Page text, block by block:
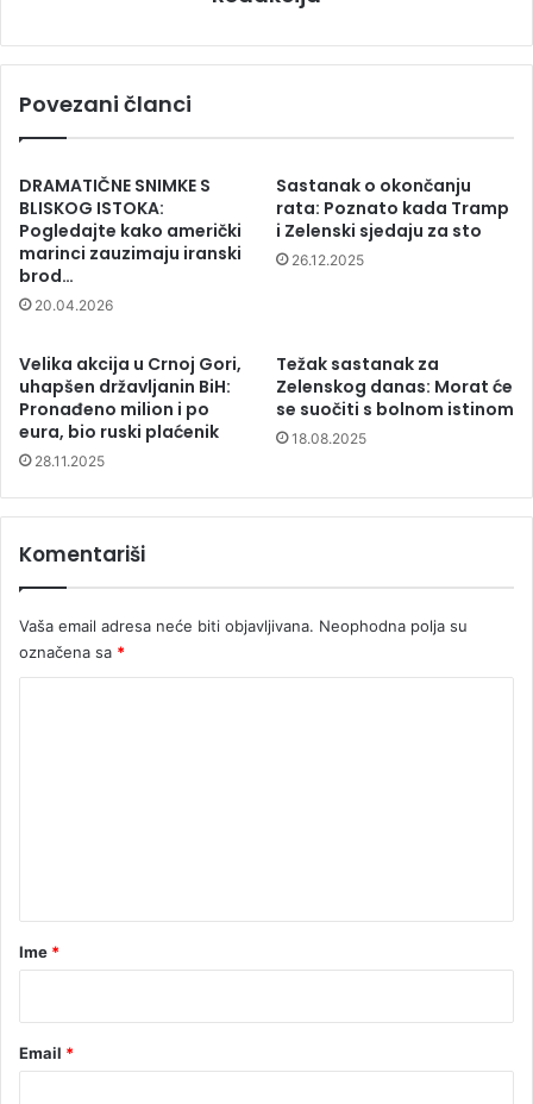
Povezani članci
DRAMATIČNE SNIMKE S
BLISKOG ISTOKA:
Pogledajte kako američki
marinci zauzimaju iranski
brod…
20.04.2026
Sastanak o okončanju
rata: Poznato kada Tramp
i Zelenski sjedaju za sto
26.12.2025
Velika akcija u Crnoj Gori,
uhapšen državljanin BiH:
Pronađeno milion i po
eura, bio ruski plaćenik
28.11.2025
Težak sastanak za
Zelenskog danas: Morat će
se suočiti s bolnom istinom
18.08.2025
Komentariši
Vaša email adresa neće biti objavljivana. Neophodna polja su
označena sa *
rIme *
Email *